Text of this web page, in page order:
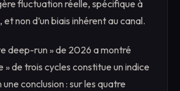
fluctuation réelle, spécifique à
non d’un biais inhérent au canal.
deep-run » de 2026 a montré
» de trois cycles constitue un indice
conclusion : sur les quatre